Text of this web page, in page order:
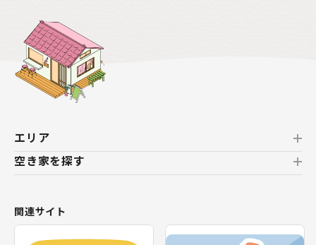
エリア
北海道
東北
空き家を探す
新着の空き家
関連サイト